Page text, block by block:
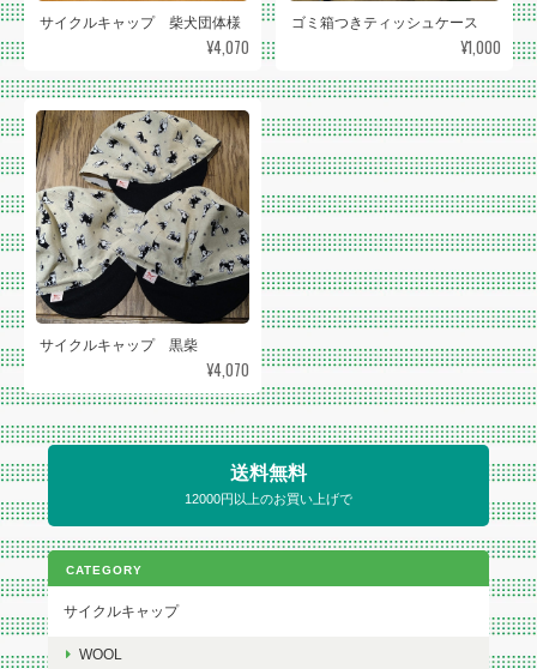
サイクルキャップ 柴犬団体様
¥4,070
ゴミ箱つきティッシュケース
¥1,000
サイクルキャップ 黒柴
¥4,070
送料無料
12000円以上のお買い上げで
CATEGORY
サイクルキャップ
WOOL